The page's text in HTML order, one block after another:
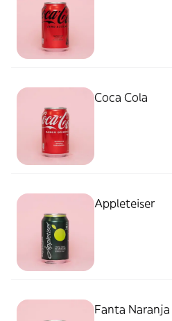
Coca Cola
Appleteiser
Fanta Naranja